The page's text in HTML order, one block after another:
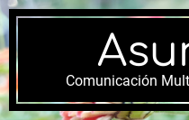
Skip
to
content
Comunicación